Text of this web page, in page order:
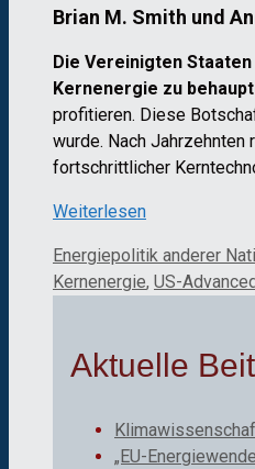
Brian M. Smith und
Die Vereinigten
Kernenergie zu
profitieren. Diese
wurde. Nach
fortschrittlicher
Weiterlesen
Kategorien
Energiepolitik anderer
Kernenergie, US-
Aktuelle
„EU-